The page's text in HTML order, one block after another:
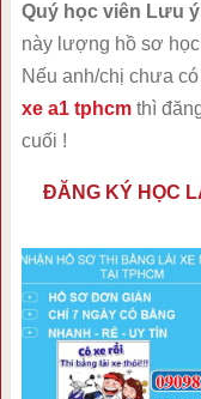
Quý học viên Lưu
này lượng hồ sơ
Nếu anh/chị chưa
xe a1 tphcmthì
cuối !
ĐĂNG KÝ HỌC